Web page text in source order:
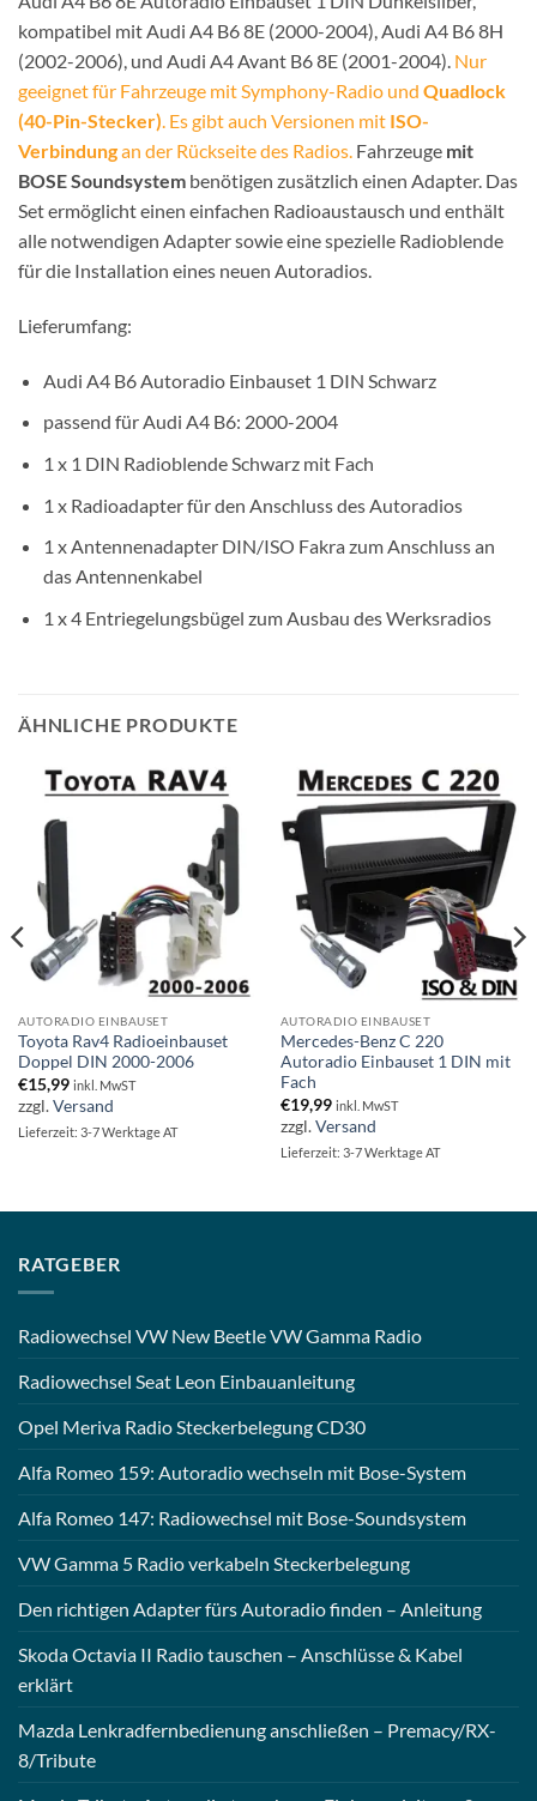
kompatibel mit Audi A4 B6 8E (2000-2004), Audi A4 B6 8H
(2002-2006), und Audi A4 Avant B6 8E (2001-2004). Nur
geeignet für Fahrzeuge mit Symphony-Radio und Quadlock
(40-Pin-Stecker). Es gibt auch Versionen mit ISO-
Verbindungan der Rückseite des Radios. Fahrzeuge mit
BOSE Soundsystem benötigen zusätzlich einen Adapter. Das
Set ermöglicht einen einfachen Radioaustausch und enthält
alle notwendigen Adapter sowie eine spezielle Radioblende
für die Installation eines neuen Autoradios.
Lieferumfang:
Audi A4 B6 Autoradio Einbauset 1 DIN Schwarz
passend für Audi A4 B6: 2000-2004
1 x 1 DIN Radioblende Schwarz mit Fach
1 x Radioadapter für den Anschluss des Autoradios
1 x Antennenadapter DIN/ISO Fakra zum Anschluss an
das Antennenkabel
1 x 4 Entriegelungsbügel zum Ausbau des Werksradios
ÄHNLICHE PRODUKTE
AUTORADIO EINBAUSET
Toyota Rav4 Radioeinbauset
Doppel DIN 2000-2006
€15,99 inkl. MwST
zzgl.Versand
Lieferzeit: 3-7 Werktage AT
AUTORADIO EINBAUSET
Mercedes-Benz C 220
Autoradio Einbauset 1 DIN mit
Fach
€19,99 inkl. MwST
zzgl.Versand
Lieferzeit: 3-7 Werktage AT
RATGEBER
Radiowechsel VW New Beetle VW Gamma Radio
Radiowechsel Seat Leon Einbauanleitung
Opel Meriva Radio Steckerbelegung CD30
Alfa Romeo 159: Autoradio wechseln mit Bose-System
Alfa Romeo 147: Radiowechsel mit Bose-Soundsystem
VW Gamma 5 Radio verkabeln Steckerbelegung
Den richtigen Adapter fürs Autoradio finden – Anleitung
Skoda Octavia II Radio tauschen – Anschlüsse & Kabel
erklärt
Mazda Lenkradfernbedienung anschließen – Premacy/RX-
8/Tribute